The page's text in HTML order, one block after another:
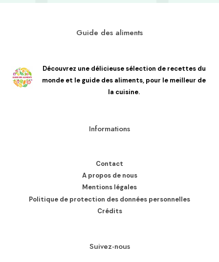
Guide des aliments
Découvrez une délicieuse sélection de recettes du
monde et le guide des aliments, pour le meilleur de
la cuisine.
Informations
Contact
A propos de nous
Mentions légales
Politique de protection des données personnelles
Crédits
Suivez-nous